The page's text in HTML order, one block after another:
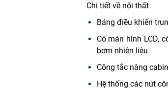
Chi tiết về nội thất
Bảng điều khiển
Có màn hình LCD,
bơm nhiên liệu
Công tắc nâng
Hệ thống các nút